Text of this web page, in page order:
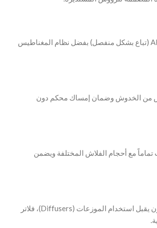
‫- يتيح تركيباً فورياً لمشكلات الإضاءة من مجموعة AK-R1 (تباع بشكل منفصل) بفضل نظام المغناطيس
من الخدوش وضمان إمساك محكم دون
تماماً مع أحجام الفلاش المختلفة ويضمن
‫- يحول الفلاش القياسي الخاص بك إلى نظام إضاءة مرن يقبل استخدام الموزعات (Diffusers)، فلاتر